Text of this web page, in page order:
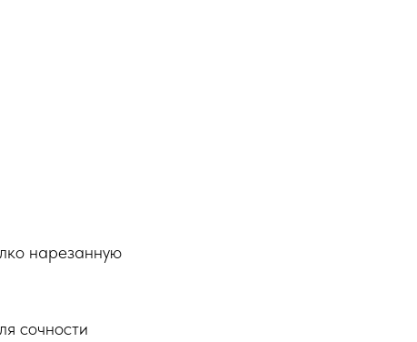
нарезанную
сочности